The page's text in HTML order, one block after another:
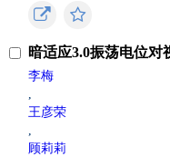
暗适应3.0振荡电位对
李梅
,
王彦荣
,
顾莉莉